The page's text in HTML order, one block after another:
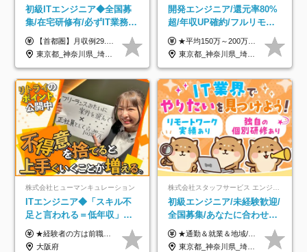
初級ITエンジニア◆全国募
集/在宅研修有/必ずIT業務配
属/月収例29.5万円/Web面接
1回/SE
【首都圏】月収例29.5万円（月給26万円＋諸手当） 【東海・関西】月収例28.5万円（月給25万円＋諸手当） 【九州】月収例26万円（月給23万円＋諸手当） ※経験・スキル・前職給与を踏まえ、総合的に判断して決定します。 例：首都圏 月収例31万円（月給27万円＋諸手当） ◆各種手当 ・通勤手当（上限4万円まで） ・残業代手当（1分単位で全額支給） ※固定残業代制は採用しておりません ・深夜勤務手当 ・資格取得支援（ランクに応じてお祝い金1万円～10万円を支給） ◆昇給：年1回 ◆補足 ・研修中1ヶ月間は、時給1670円となります。 ・試用期間6ヶ月あり。その間の待遇に変更はありません。 ※詳細は面接時にご案内します。
東京都_神奈川県_埼玉県_千葉県_大阪府_愛知県_兵庫県_京都府_福岡県
開発エンジニア/還元率80%
超/年収UP確約/フルリモ
OK/年休130日/平均残業7h/
約2万件の案件から選択
★平均150万～200万円年収UPを実現！ ★前職給与を100％保証！ ★案件内容の開示・明確な評価体制あり ⇒クライアント評価で即昇給を実現したケースも◎ ★年12回（毎月昇給チャンスあり） ■月給35万円～103万円 ※経験・能力・前職給与を考慮し、決定 ※上記給与には月30時間分(6万6500円以上)の固定残業代が含まれます。超過分は手当として別途支給します ※試用期間3ヶ月あり(期間中の給与・待遇面に差異はありません) ▼収入アップの実例をご紹介 ───────────── ★働き方改革をした30代男性（PG） 子どもが生まれたばかりなのに、忙しい現場で残業も月50～60時間が当たり前。 ⇒残業ほぼゼロ＆週3リモートの働き方に！しかも給与もアップ！ ★収入アップした30代男性（PM） 子供が3人いて家計も苦しく、残業代で稼ぐ日々… ⇒残業をたくさんしていた年収額より、100万円以上アップしました！
東京都_神奈川県_埼玉県_千葉県_大阪府_愛知県_北海道_青森県_岩手県_宮城県_秋田県_山形県_福島県_茨城県_栃木県_群馬県_新潟県_山梨県_長野県_富山県_石川県_福井県_静岡県_岐阜県_三重県_兵庫県_京都府_滋賀県_奈良県_和歌山県_広島県_岡山県_鳥取県_島根県_山口県_徳島県_香川県_愛媛県_高知県_福岡県_熊本県_佐賀県_長崎県_大分県_宮崎県_鹿児島県_沖縄県
株式会社ヒューマンキュレーション
ITエンジニア◆「スキル不
足と言われる＝低年収」で
はない！｜ 不安を克服し、
年収アップした社員の実例
★経験者の方は前職の年収以上を保証します ★案件単価を開示した上で80％以上を還元します 月給25万円以上＋賞与年2回 ※経験や能力を考慮の上で優遇します ※試用期間が3ヶ月(その間の給与・待遇・雇用形態に変更はありません) ※月給には月20時間分のみなし残業手当(5万円)を含みます(超過分は別途支給) ★残業平均は月10時間以下ですので、毎月10時間分程度はお得です！
大阪府
株式会社スタッフサービス エンジニアリング事業本部
初級エンジニア/未経験歓迎/
全国募集/あなたに合わせた
オリジナル研修をご用
意/AI・IoT/残業平均8時間
★通勤＆就業＆地域/住宅＆役職手当あり ★残業代は全額支給 ★選べる給与制度あり！ ■東京・神奈川・千葉・埼玉勤務の場合 月給24.5万円～55万円＋諸手当 （残業代は全額支給） (20,000円の地域/住宅手当込み) ■愛知・京都・大阪・兵庫勤務の場合 月給24万円以上＋諸手当 （残業代は全額支給） (15,000円の地域/住宅手当込み) ■茨城・栃木・群馬・静岡・三重・滋賀・広島・福岡勤務の場合 月給23.5万円以上＋諸手当 （残業代は全額支給） (10,000円の地域/住宅手当込み) ■北海道・宮城・山梨・長野・岐阜・奈良・和歌山・岡山勤務の場合 月給23万円以上＋諸手当 （残業代は全額支給） (5,000円の地域/住宅手当込み) ■その他のエリア勤務の場合 月給22.5万円以上＋諸手当 （残業代は全額支給） ※経験や能力を考慮し、当社規定により優遇します 【昇給：年一回実施】 【選べる給与制度】 ★収入を重視する方に… 「変動型人事制度」の選択も可能（派遣先からの評価に応じて収入アップ！） ※年2回のタイミングで希望者と面談の上決定します。
東京都_神奈川県_埼玉県_千葉県_大阪府_愛知県_北海道_岩手県_宮城県_山形県_福島県_茨城県_栃木県_群馬県_山梨県_長野県_富山県_石川県_静岡県_岐阜県_三重県_兵庫県_京都府_滋賀県_奈良県_広島県_岡山県_山口県_愛媛県_福岡県_熊本県_長崎県